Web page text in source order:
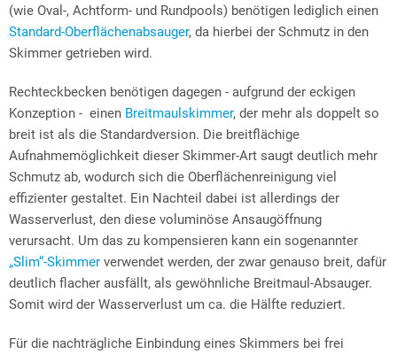
(wie Oval-, Achtform- und Rundpools) benötigen lediglich einen
Standard-Oberflächenabsauger, da hierbei der Schmutz in den
Skimmer getrieben wird.
Rechteckbecken benötigen dagegen - aufgrund der eckigen
Konzeption - einen Breitmaulskimmer, der mehr als doppelt so
breit ist als die Standardversion. Die breitflächige
Aufnahmemöglichkeit dieser Skimmer-Art saugt deutlich mehr
Schmutz ab, wodurch sich die Oberflächenreinigung viel
effizienter gestaltet. Ein Nachteil dabei ist allerdings der
Wasserverlust, den diese voluminöse Ansaugöffnung
verursacht. Um das zu kompensieren kann ein sogenannter
„Slim“-Skimmer verwendet werden, der zwar genauso breit, dafür
deutlich flacher ausfällt, als gewöhnliche Breitmaul-Absauger.
Somit wird der Wasserverlust um ca. die Hälfte reduziert.
Für die nachträgliche Einbindung eines Skimmers bei frei